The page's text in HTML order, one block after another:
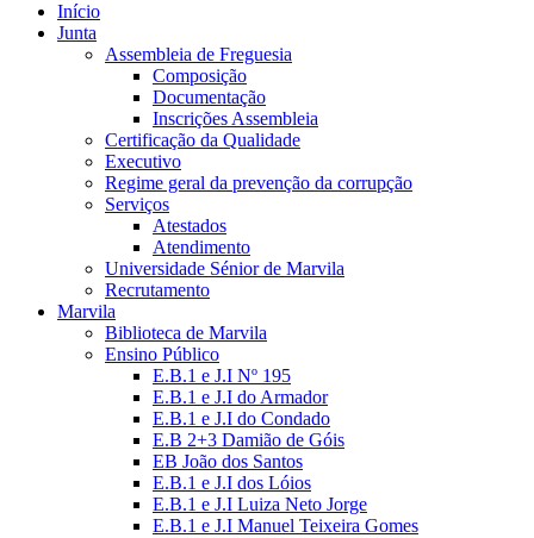
Início
Junta
Assembleia de Freguesia
Composição
Documentação
Inscrições Assembleia
Certificação da Qualidade
Executivo
Regime geral da prevenção da corrupção
Serviços
Atestados
Atendimento
Universidade Sénior de Marvila
Recrutamento
Marvila
Biblioteca de Marvila
Ensino Público
E.B.1 e J.I Nº 195
E.B.1 e J.I do Armador
E.B.1 e J.I do Condado
E.B 2+3 Damião de Góis
EB João dos Santos
E.B.1 e J.I dos Lóios
E.B.1 e J.I Luiza Neto Jorge
E.B.1 e J.I Manuel Teixeira Gomes